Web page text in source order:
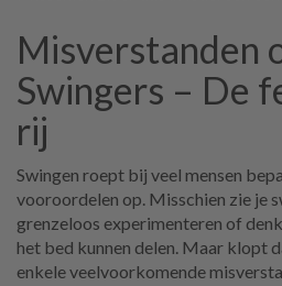
Misverstanden
Swingers – De
rij
Swingen roept bij veel mensen
vooroordelen op. Misschien zie je
grenzeloos experimenteren of
het bed kunnen delen. Maar klopt
enkele veelvoorkomende